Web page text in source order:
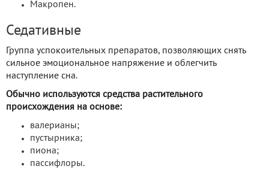
Макропен.
Седативные
Группа успокоительных препаратов, позволяющих снять
сильное эмоциональное напряжение и облегчить
наступление сна.
Обычно используются средства растительного
происхождения на основе:
валерианы;
пустырника;
пиона;
пассифлоры.